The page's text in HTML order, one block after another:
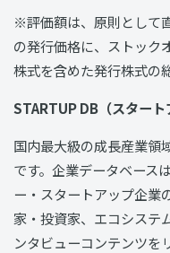
※評価額は、原則として
の発行価格に、ストック
株式を含めた発行株式の
STARTUP DB（スター
国内最大級の成長産業領
です。企業データベース
ー・スタートアップ企業
家・投資家、エコシステ
ンタビューコンテンツを